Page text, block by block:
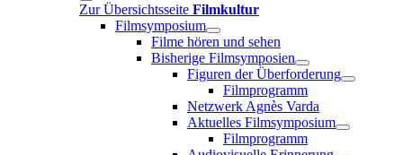
Zur Übersichtsseite Filmkultur
Filmsymposium
Filme hören und sehen
Bisherige Filmsymposien
Figuren der Überforderung
Filmprogramm
Netzwerk Agnès Varda
Aktuelles Filmsymposium
Filmprogramm